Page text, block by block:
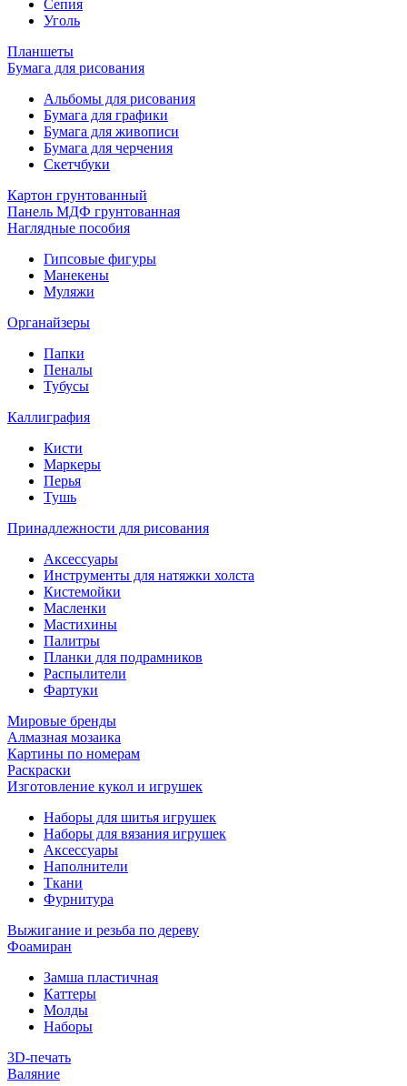
Сепия
Уголь
Планшеты
Бумага для рисования
Альбомы для рисования
Бумага для графики
Бумага для живописи
Бумага для черчения
Скетчбуки
Картон грунтованный
Панель МДФ грунтованная
Наглядные пособия
Гипсовые фигуры
Манекены
Муляжи
Органайзеры
Папки
Пеналы
Тубусы
Каллиграфия
Кисти
Маркеры
Перья
Тушь
Принадлежности для рисования
Аксессуары
Инструменты для натяжки холста
Кистемойки
Масленки
Мастихины
Палитры
Планки для подрамников
Распылители
Фартуки
Мировые бренды
Алмазная мозаика
Картины по номерам
Раскраски
Изготовление кукол и игрушек
Наборы для шитья игрушек
Наборы для вязания игрушек
Аксессуары
Наполнители
Ткани
Фурнитура
Выжигание и резьба по дереву
Фоамиран
Замша пластичная
Каттеры
Молды
Наборы
3D-печать
Валяние